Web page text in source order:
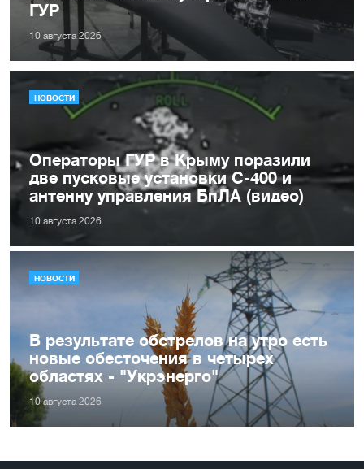
ГУР
10 августа 2026
НОВОСТИ
Операторы ГУР в Крыму поразили
две пусковые установки С-400 и
антенну управления БпЛА (видео)
10 августа 2026
НОВОСТИ
В результате обстрелов на утро есть
новые обесточения в четырех
областях - "Укрэнерго"
10 августа 2026